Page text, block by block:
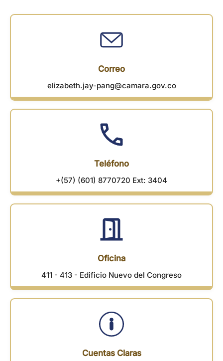
Correo
elizabeth.jay-pang@camara.gov.co
Teléfono
+(57) (601) 8770720 Ext: 3404
Oficina
411 - 413 - Edificio Nuevo del Congreso
Cuentas Claras